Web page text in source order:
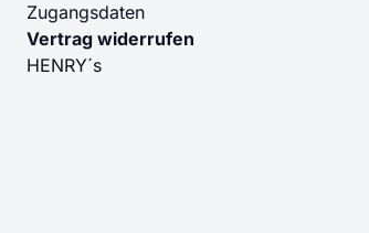
Zugangsdaten
Vertrag widerrufen
HENRY´s